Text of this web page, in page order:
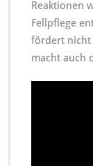
Reaktionen
Fellpflege
fördert nicht
macht auch